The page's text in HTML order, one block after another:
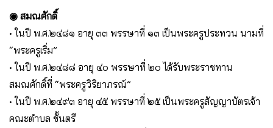
◉ สมณศักดิ์
• ในปี พ.ศ.๒๔๘๑ อายุ ๓๓ พรรษาที่ ๑๓ เป็นพระครูประทวน นามที่
“พระครูเริ่ม”
• ในปี พ.ศ.๒๔๘๘ อายุ ๔๐ พรรษาที่ ๒๐ ได้รับพระราชทาน
สมณศักดิ์ที่ “พระครูวิริยาภรณ์”
• ในปี พ.ศ.๒๔๙๓ อายุ ๔๕ พรรษาที่ ๒๕ เป็นพระครูสัญญาบัตรเจ้า
คณะตำบล ชั้นตรี